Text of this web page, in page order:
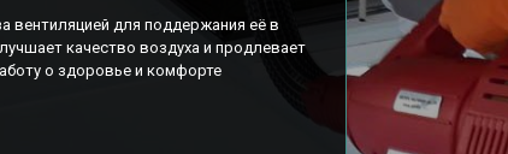
вентиляцией для поддержания её в
качество воздуха и продлевает
о здоровье и комфорте